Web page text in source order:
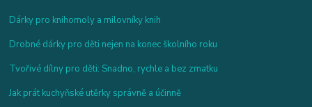
Dárky pro knihomoly a milovníky knih
Drobné dárky pro děti nejen na konec školního roku
Tvořivé dílny pro děti: Snadno, rychle a bez zmatku
Jak prát kuchyňské utěrky správně a účinně